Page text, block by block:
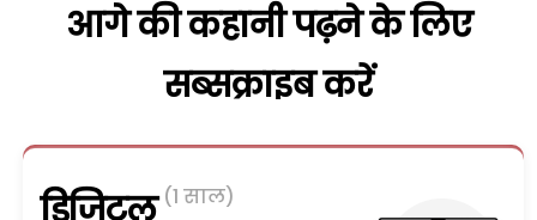
आगे की कहानी पढ़ने के लिए
सब्सक्राइब करें
(1 साल)